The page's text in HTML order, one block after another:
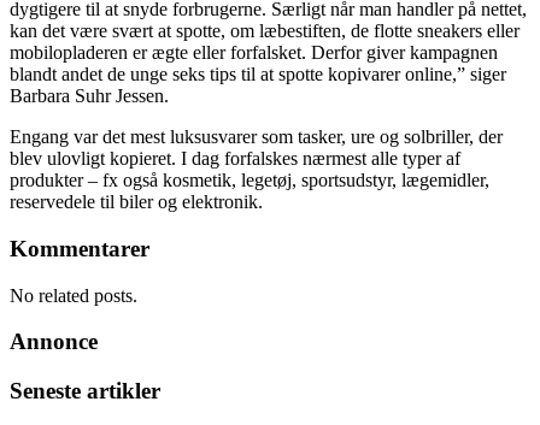
dygtigere til at snyde forbrugerne. Særligt når man handler på nettet,
kan det være svært at spotte, om læbestiften, de flotte sneakers eller
mobilopladeren er ægte eller forfalsket. Derfor giver kampagnen
blandt andet de unge seks tips til at spotte kopivarer online,” siger
Barbara Suhr Jessen.
Engang var det mest luksusvarer som tasker, ure og solbriller, der
blev ulovligt kopieret. I dag forfalskes nærmest alle typer af
produkter – fx også kosmetik, legetøj, sportsudstyr, lægemidler,
reservedele til biler og elektronik.
Kommentarer
No related posts.
Annonce
Seneste artikler